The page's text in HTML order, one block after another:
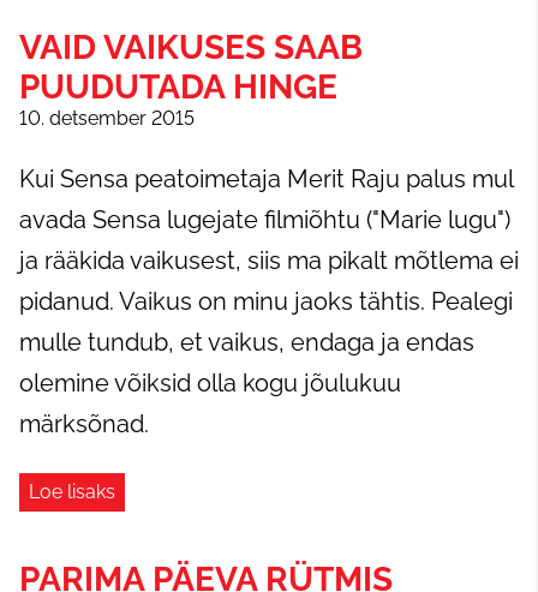
VAID VAIKUSES SAAB
PUUDUTADA HINGE
10. detsember 2015
Kui Sensa peatoimetaja Merit Raju palus mul
avada Sensa lugejate filmiõhtu ("Marie lugu")
ja rääkida vaikusest, siis ma pikalt mõtlema ei
pidanud. Vaikus on minu jaoks tähtis. Pealegi
mulle tundub, et vaikus, endaga ja endas
olemine võiksid olla kogu jõulukuu
märksõnad.
Loe lisaks
PARIMA PÄEVA RÜTMIS